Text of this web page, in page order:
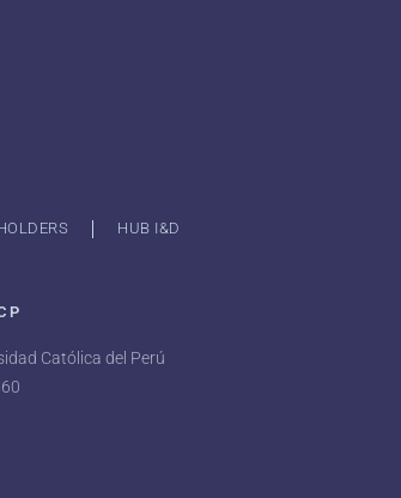
HUB I&D
Católica del Perú